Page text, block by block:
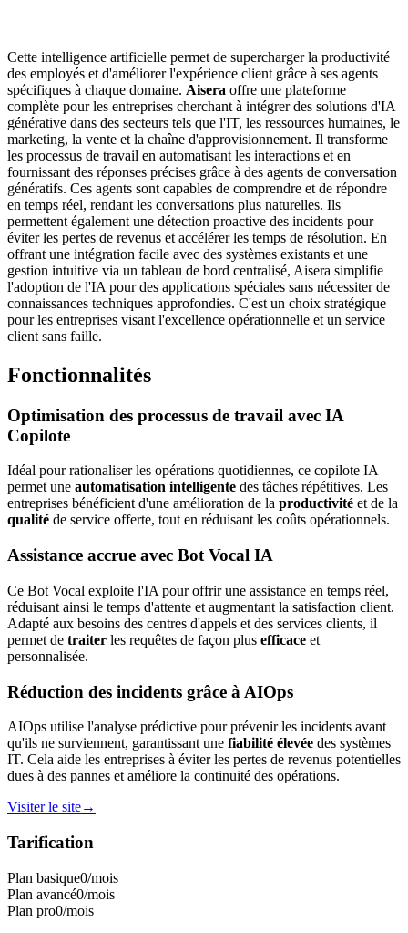
Cette intelligence artificielle permet de supercharger la productivité
des employés et d'améliorer l'expérience client grâce à ses agents
spécifiques à chaque domaine. Aisera offre une plateforme
complète pour les entreprises cherchant à intégrer des solutions d'IA
générative dans des secteurs tels que l'IT, les ressources humaines, le
marketing, la vente et la chaîne d'approvisionnement. Il transforme
les processus de travail en automatisant les interactions et en
fournissant des réponses précises grâce à des agents de conversation
génératifs. Ces agents sont capables de comprendre et de répondre
en temps réel, rendant les conversations plus naturelles. Ils
permettent également une détection proactive des incidents pour
éviter les pertes de revenus et accélérer les temps de résolution. En
offrant une intégration facile avec des systèmes existants et une
gestion intuitive via un tableau de bord centralisé, Aisera simplifie
l'adoption de l'IA pour des applications spéciales sans nécessiter de
connaissances techniques approfondies. C'est un choix stratégique
pour les entreprises visant l'excellence opérationnelle et un service
client sans faille.
Fonctionnalités
Optimisation des processus de travail avec IA
Copilote
Idéal pour rationaliser les opérations quotidiennes, ce copilote IA
permet une automatisation intelligente des tâches répétitives. Les
entreprises bénéficient d'une amélioration de la productivité et de la
qualité de service offerte, tout en réduisant les coûts opérationnels.
Assistance accrue avec Bot Vocal IA
Ce Bot Vocal exploite l'IA pour offrir une assistance en temps réel,
réduisant ainsi le temps d'attente et augmentant la satisfaction client.
Adapté aux besoins des centres d'appels et des services clients, il
permet de traiter les requêtes de façon plus efficace et
personnalisée.
Réduction des incidents grâce à AIOps
AIOps utilise l'analyse prédictive pour prévenir les incidents avant
qu'ils ne surviennent, garantissant une fiabilité élevée des systèmes
IT. Cela aide les entreprises à éviter les pertes de revenus potentielles
dues à des pannes et améliore la continuité des opérations.
Visiter le site→
Tarification
Plan basique0/mois
Plan avancé0/mois
Plan pro0/mois